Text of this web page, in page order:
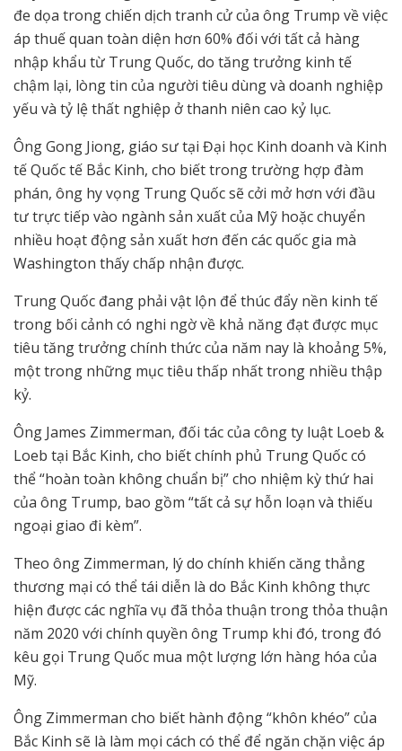
đe dọa trong chiến dịch tranh cử của ông Trump về việc
áp thuế quan toàn diện hơn 60% đối với tất cả hàng
nhập khẩu từ Trung Quốc, do tăng trưởng kinh tế
chậm lại, lòng tin của người tiêu dùng và doanh nghiệp
yếu và tỷ lệ thất nghiệp ở thanh niên cao kỷ lục.
Ông Gong Jiong, giáo sư tại Đại học Kinh doanh và Kinh
tế Quốc tế Bắc Kinh, cho biết trong trường hợp đàm
phán, ông hy vọng Trung Quốc sẽ cởi mở hơn với đầu
tư trực tiếp vào ngành sản xuất của Mỹ hoặc chuyển
nhiều hoạt động sản xuất hơn đến các quốc gia mà
Washington thấy chấp nhận được.
Trung Quốc đang phải vật lộn để thúc đẩy nền kinh tế
trong bối cảnh có nghi ngờ về khả năng đạt được mục
tiêu tăng trưởng chính thức của năm nay là khoảng 5%,
một trong những mục tiêu thấp nhất trong nhiều thập
kỷ.
Ông James Zimmerman, đối tác của công ty luật Loeb &
Loeb tại Bắc Kinh, cho biết chính phủ Trung Quốc có
thể “hoàn toàn không chuẩn bị” cho nhiệm kỳ thứ hai
của ông Trump, bao gồm “tất cả sự hỗn loạn và thiếu
ngoại giao đi kèm”.
Theo ông Zimmerman, lý do chính khiến căng thẳng
thương mại có thể tái diễn là do Bắc Kinh không thực
hiện được các nghĩa vụ đã thỏa thuận trong thỏa thuận
năm 2020 với chính quyền ông Trump khi đó, trong đó
kêu gọi Trung Quốc mua một lượng lớn hàng hóa của
Mỹ.
Ông Zimmerman cho biết hành động “khôn khéo” của
Bắc Kinh sẽ là làm mọi cách có thể để ngăn chặn việc áp